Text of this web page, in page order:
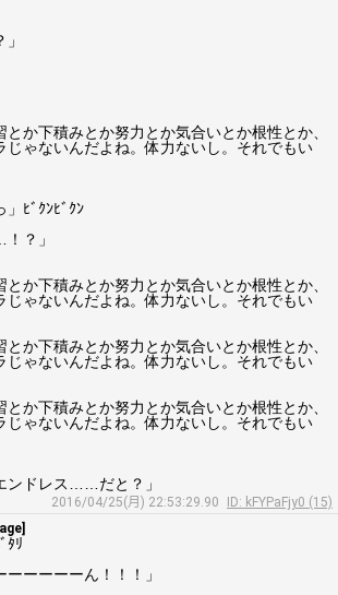
とか下積みとか努力とか気合いとか根性とか、
じゃないんだよね。体力ないし。それでもい
ﾋﾞｸﾝﾋﾞｸﾝ
？」
とか下積みとか努力とか気合いとか根性とか、
じゃないんだよね。体力ないし。それでもい
とか下積みとか努力とか気合いとか根性とか、
じゃないんだよね。体力ないし。それでもい
とか下積みとか努力とか気合いとか根性とか、
じゃないんだよね。体力ないし。それでもい
ンドレス……だと？」
2016/04/25(月) 22:53:29.90
ID: kFYPaFjy0 (15)
ﾀﾘ
ーーーーん！！！」